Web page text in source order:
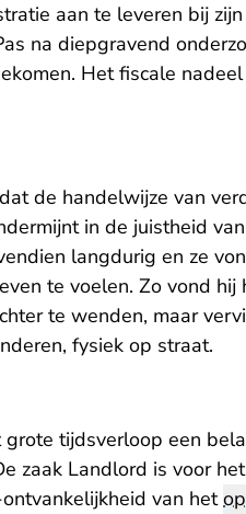
aan te leveren bij
na diepgravend
Het fiscale
de handelwijze van
in de juistheid
langdurig en ze
te voelen. Zo vond hij
te wenden, maar
fysiek op straat.
tijdsverloop een
zaak Landlord is voor
van het